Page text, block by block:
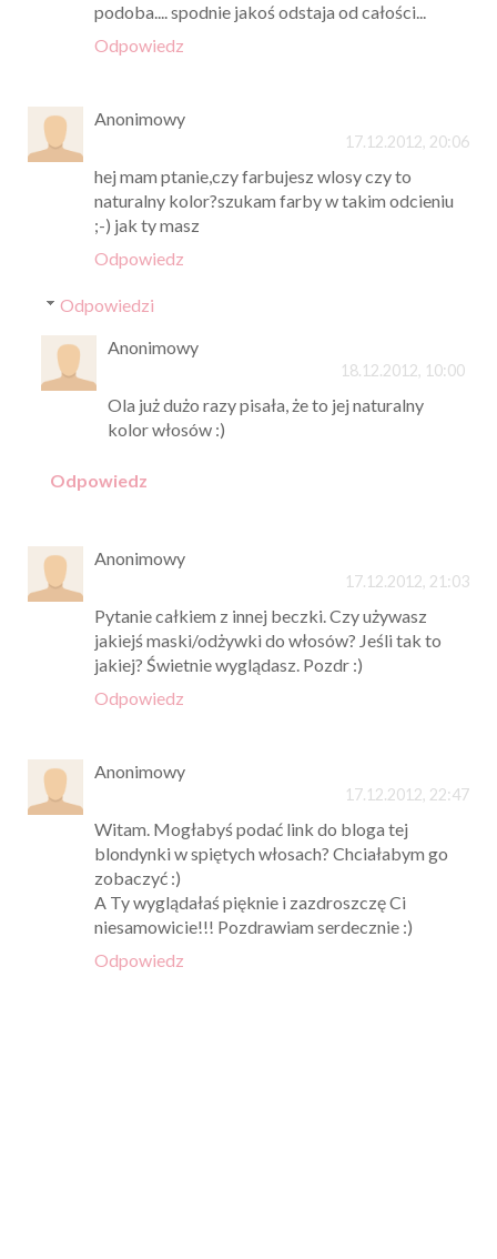
podoba.... spodnie jakoś odstaja od całości...
Odpowiedz
Anonimowy
17.12.2012, 20:06
hej mam ptanie,czy farbujesz wlosy czy to
naturalny kolor?szukam farby w takim odcieniu
;-) jak ty masz
Odpowiedz
Odpowiedzi
Anonimowy
18.12.2012, 10:00
Ola już dużo razy pisała, że to jej naturalny
kolor włosów :)
Odpowiedz
Anonimowy
17.12.2012, 21:03
Pytanie całkiem z innej beczki. Czy używasz
jakiejś maski/odżywki do włosów? Jeśli tak to
jakiej? Świetnie wyglądasz. Pozdr :)
Odpowiedz
Anonimowy
17.12.2012, 22:47
Witam. Mogłabyś podać link do bloga tej
blondynki w spiętych włosach? Chciałabym go
zobaczyć :)
A Ty wyglądałaś pięknie i zazdroszczę Ci
niesamowicie!!! Pozdrawiam serdecznie :)
Odpowiedz